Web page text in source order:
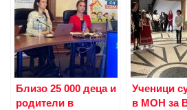
Близо 25 000 деца и
родители в
Ученици
в МОН за